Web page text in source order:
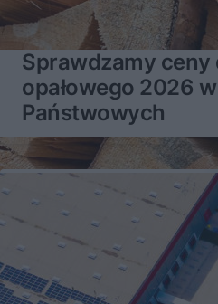
Sprawdzamy ceny
opałowego 2026
Państwowych